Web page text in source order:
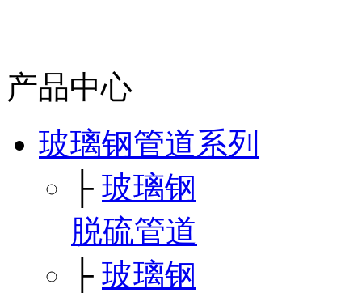
产品中心
玻璃钢管道系列
├ 玻璃钢
脱硫管道
├ 玻璃钢